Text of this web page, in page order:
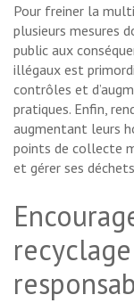
Pour freiner la
plusieurs mesures
public aux
illégaux est
contrôles et
pratiques. Enfin,
augmentant leurs
points de collecte
et gérer ses